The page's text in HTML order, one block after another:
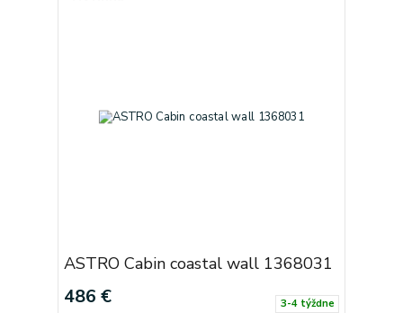
ASTRO Cabin coastal wall 1368031
486 € 3-4 týždne